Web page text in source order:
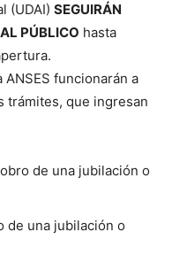
(UDAI) SEGUIRÁN
PÚBLICO hasta
funcionarán a
trámites, que ingresan
de una jubilación o
de una jubilación o